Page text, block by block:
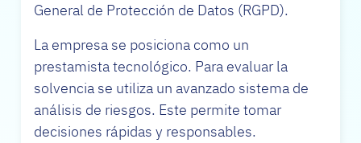
General de Protección de Datos (RGPD).
La empresa se posiciona como un
prestamista tecnológico. Para evaluar la
solvencia se utiliza un avanzado sistema de
análisis de riesgos. Este permite tomar
decisiones rápidas y responsables.